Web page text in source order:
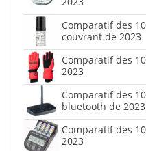
Comparatif des
couvrant de 2023
Comparatif des
2023
Comparatif des
bluetooth de 2023
Comparatif des
2023